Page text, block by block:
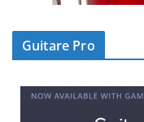
Guitare Pro